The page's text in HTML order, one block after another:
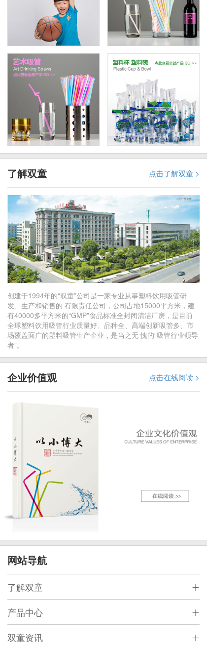
了解双童 点击了解双童 >
创建于1994年的“双童”公司是一家专业从事塑料饮用吸管研
发、生产和销售的 有限责任公司，公司占地15000平方米，建
有40000多平方米的“GMP”食品标准全封闭清洁厂房，是目前
全球塑料饮用吸管行业质量好、品种全、高端创新吸管多、市
场覆盖面广的塑料吸管生产企业，是当之无 愧的“吸管行业领导
者”。
企业价值观 点击在线阅读 >
网站导航
了解双童
产品中心
双童资讯